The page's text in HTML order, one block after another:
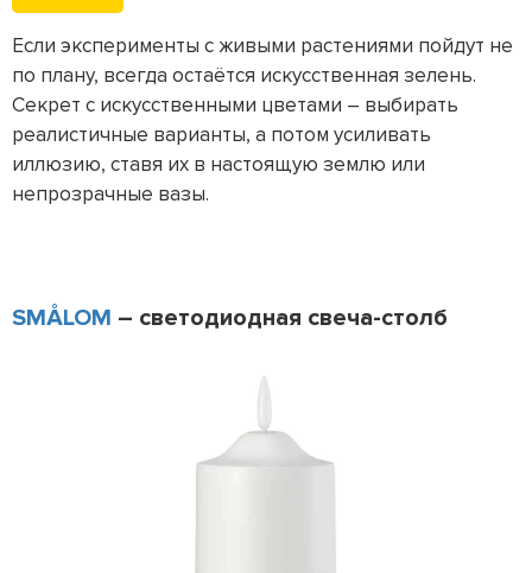
Если эксперименты с живыми растениями пойдут не
по плану, всегда остаётся искусственная зелень.
Секрет с искусственными цветами – выбирать
реалистичные варианты, а потом усиливать
иллюзию, ставя их в настоящую землю или
непрозрачные вазы.
SMÅLOM – светодиодная свеча-столб